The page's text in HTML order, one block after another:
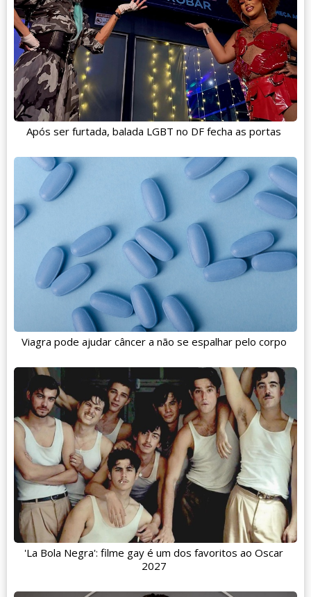
Após ser furtada, balada LGBT no DF fecha as portas
Viagra pode ajudar câncer a não se espalhar pelo corpo
'La Bola Negra': filme gay é um dos favoritos ao Oscar
2027